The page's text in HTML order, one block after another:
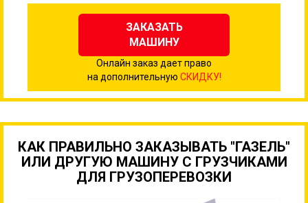
ЗАКАЗАТЬ
МАШИНУ
Онлайн заказ дает право
на дополнительную СКИДКУ!
КАК ПРАВИЛЬНО ЗАКАЗЫВАТЬ "ГАЗЕЛЬ"
ИЛИ ДРУГУЮ МАШИНУ С ГРУЗЧИКАМИ
ДЛЯ ГРУЗОПЕРЕВОЗКИ